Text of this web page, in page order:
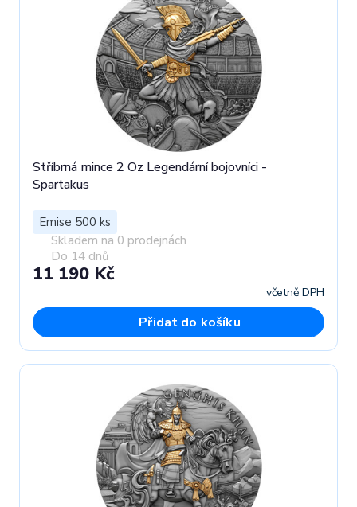
Stříbrná mince 2 Oz Legendární bojovníci -
Spartakus
Emise 500 ks
Skladem na 0 prodejnách
Do 14 dnů
11 190 Kč
včetně DPH
Přidat do košíku